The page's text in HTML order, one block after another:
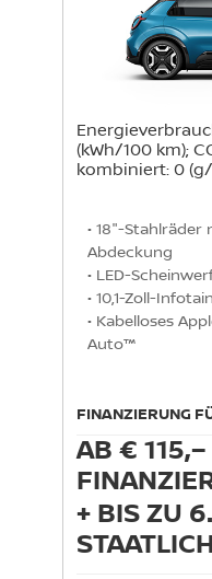
(kWh/100 km);
kombiniert: 0 (g/
• 18"-
Abdeckung
• LED-
• 10,1-Zoll-
• Kabelloses
Auto™
FINANZIERUNG
AB €
+ BIS ZU